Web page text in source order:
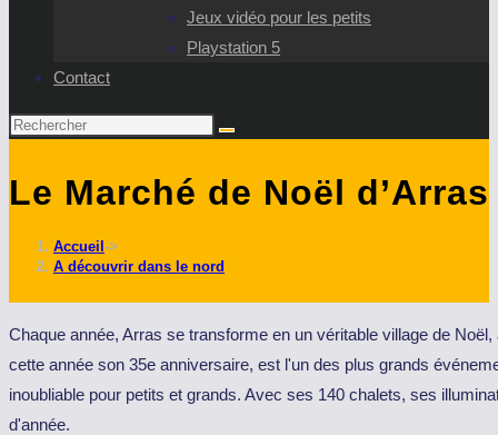
Jeux vidéo pour les petits
Playstation 5
Contact
Rechercher
ce
Le Marché de Noël
Accueil ->
A découvrir dans le nord
Chaque année, Arras se transforme en un véritable village de
cette année son 35e anniversaire, est l'un des plus grands
inoubliable pour petits et grands. Avec ses 140 chalets, ses
d'année.